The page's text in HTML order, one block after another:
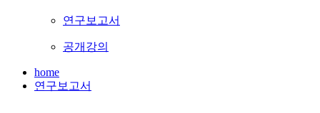
연구보고서
공개강의
home
연구보고서